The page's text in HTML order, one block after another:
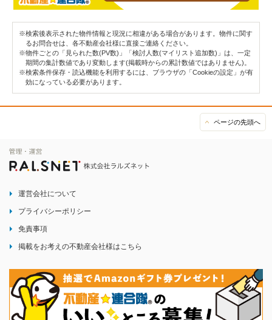
※検索後表示された物件情報と現況に相違がある場合があります。物件に関す
るお問合せは、各不動産会社様に直接ご連絡ください。
※物件ごとの「見られた数(PV数)」「検討人数(マイリスト追加数)」は、一定
期間の集計数値であり変動します(掲載時からの累計数値ではありません)。
※検索条件保存・読込機能を利用するには、ブラウザの「Cookieの設定」が有
効になっている必要があります。
ページの先頭へ
運営会社について
プライバシーポリシー
免責事項
掲載をお考えの不動産会社様はこちら